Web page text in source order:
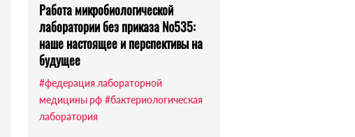
Работа микробиологической
лаборатории без приказа №535:
наше настоящее и перспективы на
будущее
#федерация лабораторной
медицины рф #бактериологическая
лаборатория